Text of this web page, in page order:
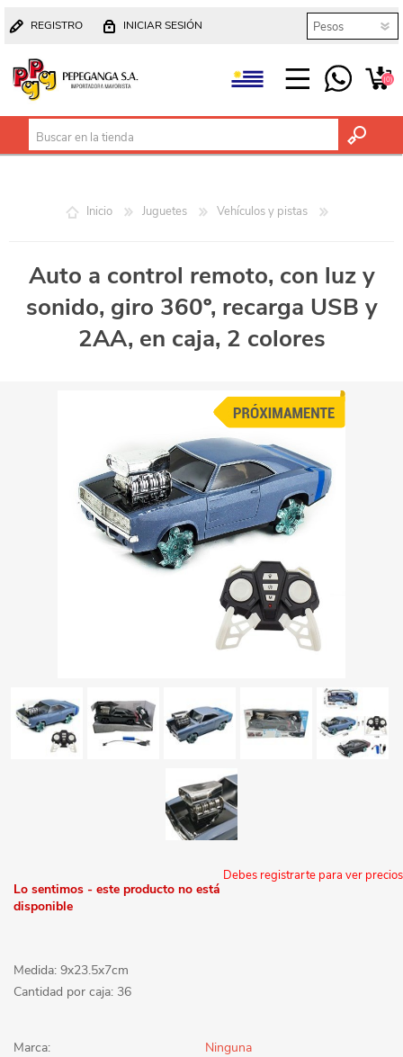
REGISTRO INICIAR SESIÓN
(0)
Inicio Juguetes Vehículos y pistas
Auto a control remoto, con luz y
sonido, giro 360º, recarga USB y
2AA, en caja, 2 colores
Debes registrarte para ver precios
Lo sentimos - este producto no está
disponible
Medida: 9x23.5x7cm
Cantidad por caja: 36
Marca: Ninguna